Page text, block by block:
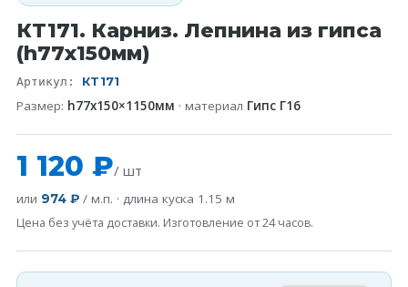
КT171. Карниз. Лепнина из гипса
(h77x150мм)
Артикул: КT171
Размер: h77x150×1150мм · материал Гипс Г16
1 120 ₽/ шт
или 974 ₽ / м.п. · длина куска 1.15 м
Цена без учёта доставки. Изготовление от 24 часов.